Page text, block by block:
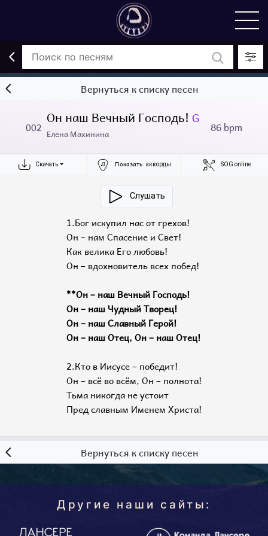
Вернуться к списку песен
002
Он наш Вечный Господь! G
Елена Махинина 86 bpm
Скачать Показать аккорды SOG online
Слушать
1.Бог искупил нас от грехов!
Он – нам Спасение и Свет!
Как велика Его любовь!
Он – вдохновитель всех побед!
**Он – наш Вечный Господь!
Он – наш Чудный Творец!
Он – наш Славный Герой!
Он – наш Отец, Он – наш Отец!
2.Кто в Иисусе – победит!
Он – всё во всём, Он – полнота!
Тьма никогда не устоит
Пред славным Именем Христа!
Вернуться к списку песен
Другие наши сайты: